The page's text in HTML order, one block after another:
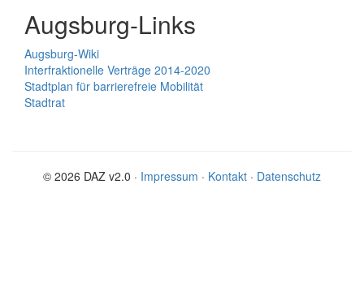
Augsburg-Links
Augsburg-Wiki
Interfraktionelle Verträge 2014-2020
Stadtplan für barrierefreie Mobilität
Stadtrat
© 2026 DAZ v2.0 · Impressum · Kontakt · Datenschutz